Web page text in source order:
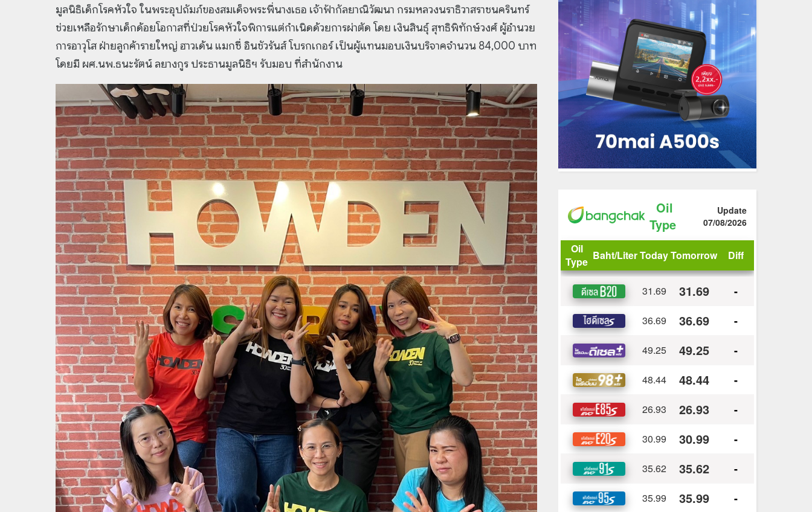
มูลนิธิเด็กโรคหัวใจ ในพระอุปถัมภ์ของสมเด็จพระพี่นางเธอ เจ้าฟ้ากัลยาณิวัฒนา กรมหลวงนราธิวาสราชนครินทร์
ช่วยเหลือรักษาเด็กด้อยโอกาสที่ป่วยโรคหัวใจพิการแต่กำเนิดด้วยการผ่าตัด โดย เงินสินธุ์ สุทธิพิทักษ์วงศ์ ผู้อำนวย
การอาวุโส ฝ่ายลูกค้ารายใหญ่ ฮาวเด้น แมกซี่ อินชัวรันส์ โบรกเกอร์ เป็นผู้แทนมอบเงินบริจาคจำนวน 84,000 บาท
โดยมี ผศ.นพ.ธนะรัตน์ ลยางกูร ประธานมูลนิธิฯ รับมอบ ที่สำนักงาน